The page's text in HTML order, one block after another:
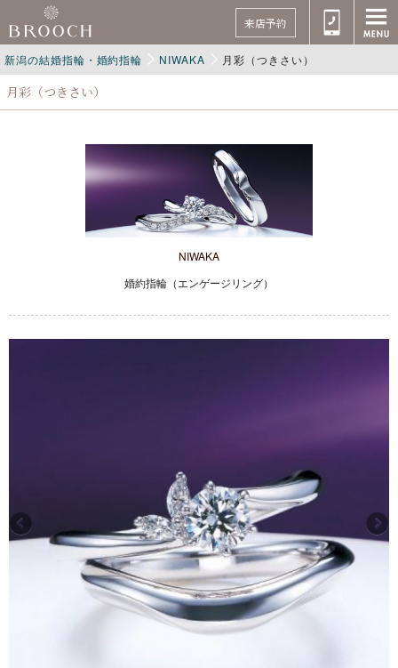
来店予約
新潟の結婚指輪・婚約指輪 NIWAKA 月彩（つきさい）
月彩（つきさい）
NIWAKA
婚約指輪（エンゲージリング）